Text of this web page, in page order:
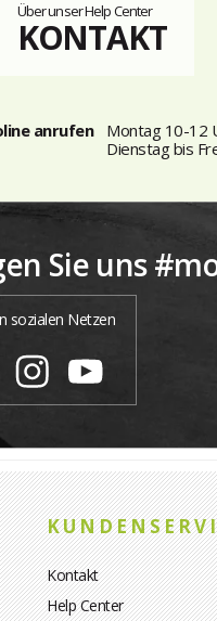
Über unser Help Center
KONTAKT
anrufen
Montag 10-12
Dienstag bis
Sie uns
sozialen Netzen
Kontakt
Help Center